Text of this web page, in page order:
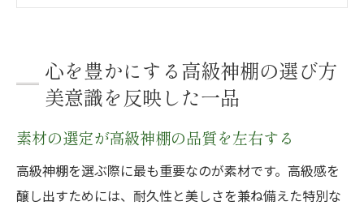
価格帯別に見る高級神棚の特色
心を癒す高級神棚の選びのポイント
高級神棚が生み出す家庭の調和と精神的豊かさ
高級神棚がもたらす家庭の平和
心の安らぎを提供する高級神棚の存在意義
心を豊かにする高級神棚の選び方
美意識を反映した一品
素材の選定が高級神棚の品質を左右する
高級神棚を選ぶ際に最も重要なのが素材です。高級感を
醸し出すためには、耐久性と美しさを兼ね備えた特別な